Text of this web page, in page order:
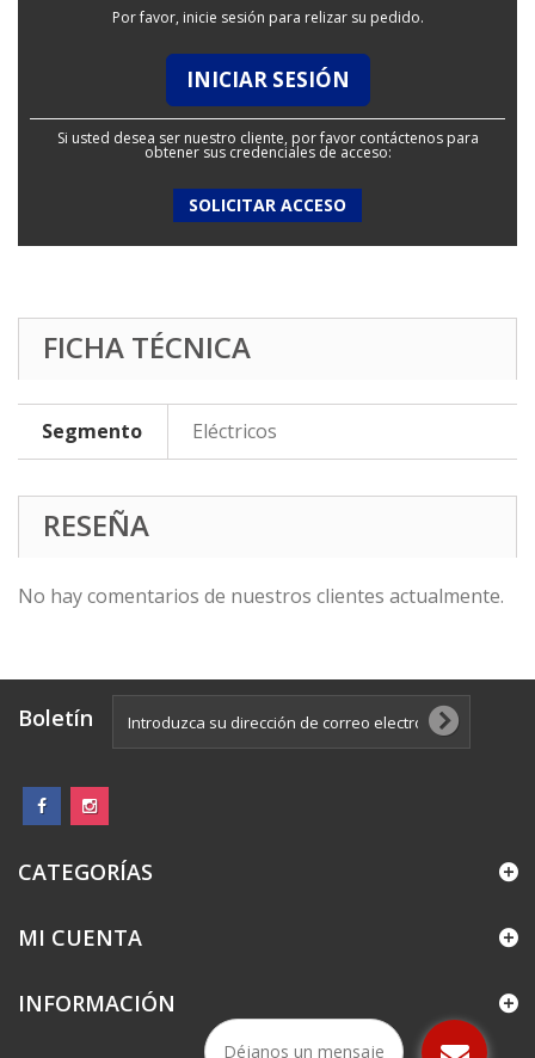
Déjanos un mensaje
Por favor, inicie sesión para relizar su pedido.
INICIAR SESIÓN
Si usted desea ser nuestro cliente, por favor contáctenos para
obtener sus credenciales de acceso:
SOLICITAR ACCESO
FICHA TÉCNICA
Segmento Eléctricos
RESEÑA
No hay comentarios de nuestros clientes actualmente.
Boletín
CATEGORÍAS
MI CUENTA
INFORMACIÓN